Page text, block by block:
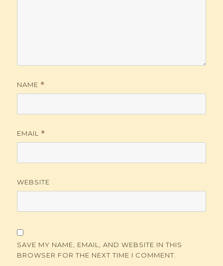
NAME *
EMAIL *
WEBSITE
SAVE MY NAME, EMAIL, AND WEBSITE IN THIS
BROWSER FOR THE NEXT TIME I COMMENT.